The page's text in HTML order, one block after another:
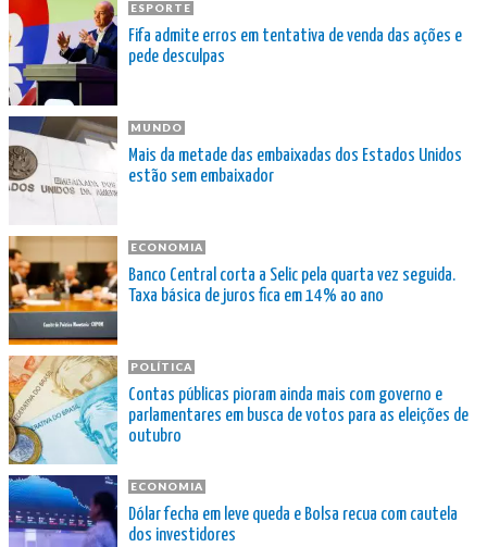
ESPORTE
Fifa admite erros em tentativa de venda das ações e
pede desculpas
MUNDO
Mais da metade das embaixadas dos Estados Unidos
estão sem embaixador
ECONOMIA
Banco Central corta a Selic pela quarta vez seguida.
Taxa básica de juros fica em 14% ao ano
POLÍTICA
Contas públicas pioram ainda mais com governo e
parlamentares em busca de votos para as eleições de
outubro
ECONOMIA
Dólar fecha em leve queda e Bolsa recua com cautela
dos investidores